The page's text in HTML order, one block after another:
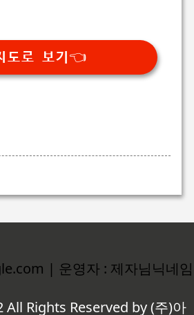
도로 보기👈
| 운영자 : 제자님닉네임
Rights Reserved by (주)아